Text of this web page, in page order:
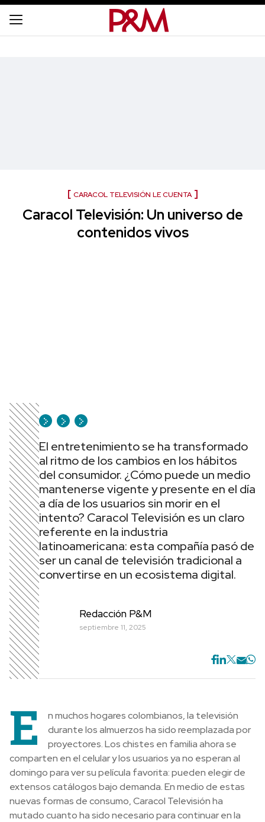
CARACOL TELEVISIÓN LE CUENTA
Caracol Televisión: Un universo de
contenidos vivos
El entretenimiento se ha transformado
al ritmo de los cambios en los hábitos
del consumidor. ¿Cómo puede un medio
mantenerse vigente y presente en el día
a día de los usuarios sin morir en el
intento? Caracol Televisión es un claro
referente en la industria
latinoamericana: esta compañía pasó de
ser un canal de televisión tradicional a
convertirse en un ecosistema digital.
Redacción P&M
septiembre 11, 2025
E
n muchos hogares colombianos, la televisión
durante los almuerzos ha sido reemplazada por
proyectores. Los chistes en familia ahora se
comparten en el celular y los usuarios ya no esperan al
domingo para ver su película favorita: pueden elegir de
extensos catálogos bajo demanda. En medio de estas
nuevas formas de consumo, Caracol Televisión ha
mutado cuanto ha sido necesario para continuar en la